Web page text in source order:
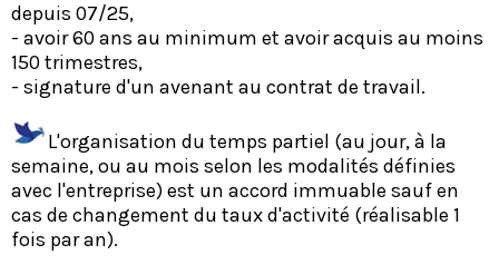
depuis 07/25,
- avoir 60 ans au minimum et avoir acquis au moins
150 trimestres,
- signature d'un avenant au contrat de travail.
L'organisation du temps partiel (au jour, à la
semaine, ou au mois selon les modalités définies
avec l'entreprise) est un accord immuable sauf en
cas de changement du taux d'activité (réalisable 1
fois par an).